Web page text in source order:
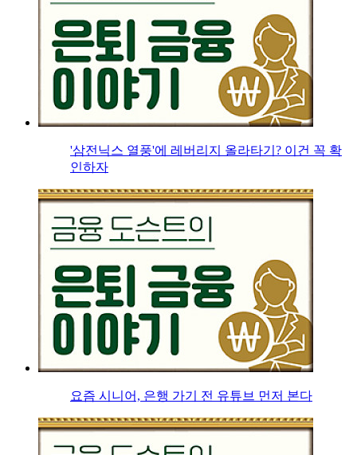
'삼전닉스 열풍'에 레버리지 올라타기? 이건 꼭 확
인하자
요즘 시니어, 은행 가기 전 유튜브 먼저 본다